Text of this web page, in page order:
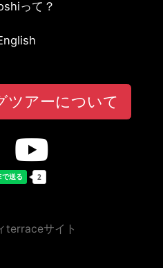
って？
ツアーについて
terraceサイト